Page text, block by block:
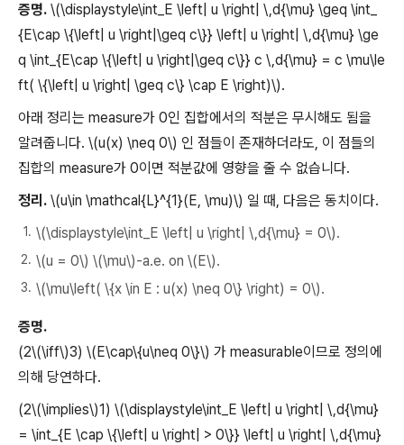
증명. \(\displaystyle\int_E \left| u \right| \,d{\mu} \geq \int_
{E\cap \{\left| u \right|\geq c\}} \left| u \right| \,d{\mu} \ge
q \int_{E\cap \{\left| u \right|\geq c\}} c \,d{\mu} = c \mu\le
ft( \{\left| u \right| \geq c\} \cap E \right)\).
아래 정리는 measure가 0인 집합에서의 적분은 무시해도 됨을
알려줍니다. \(u(x) \neq 0\) 인 점들이 존재하더라도, 이 점들의
집합의 measure가 0이면 적분값에 영향을 줄 수 없습니다.
정리. \(u\in \mathcal{L}^{1}(E, \mu)\) 일 때, 다음은 동치이다.
\(\displaystyle\int_E \left| u \right| \,d{\mu} = 0\).
\(u = 0\) \(\mu\)-a.e. on \(E\).
\(\mu\left( \{x \in E : u(x) \neq 0\} \right) = 0\).
증명.
(2\(\iff\)3) \(E\cap\{u\neq 0\}\) 가 measurable이므로 정의에
의해 당연하다.
(2\(\implies\)1) \(\displaystyle\int_E \left| u \right| \,d{\mu}
= \int_{E \cap \{\left| u \right| > 0\}} \left| u \right| \,d{\mu}